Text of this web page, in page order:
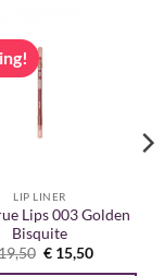
LIP LINER
Lips 003 Golden
Bisquite
Oorspronkelijke
prijs
€ 15,50Huidige